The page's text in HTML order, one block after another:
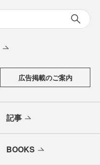
広告掲載のご案内
記事
BOOKS